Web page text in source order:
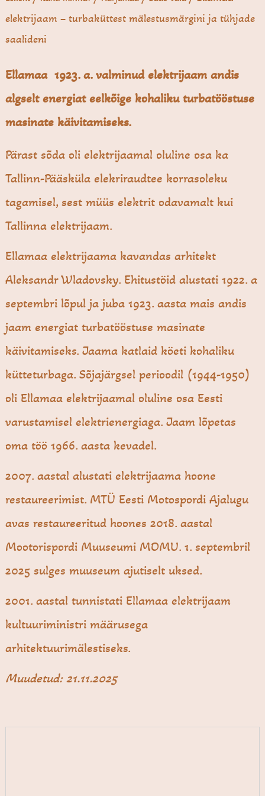
elektri­jaam – turbaküttest mälestusmärgini ja tühjade
saalideni
Ellamaa 1923. a. valminud elektrijaam andis
algselt energiat eelkõige kohaliku turbatööstuse
masinate käivitamiseks.
Pärast sõda oli elektrijaamal oluline osa ka
Tallinn-Pääsküla elekriraudtee korrasoleku
tagamisel, sest müüs elektrit odavamalt kui
Tallinna elektrijaam.
Ellamaa elektrijaama kavandas arhitekt
Aleksandr Wladovsky. Ehitustöid alustati 1922. a
septembri lõpul ja juba 1923. aasta mais andis
jaam energiat turbatööstuse masinate
käivitamiseks. Jaama katlaid köeti kohaliku
kütteturbaga. Sõjajärgsel perioodil (1944-1950)
oli Ellamaa elektrijaamal oluline osa Eesti
varustamisel elektrienergiaga. Jaam lõpetas
oma töö 1966. aasta kevadel.
2007. aastal alustati elektrijaama hoone
restaureerimist. MTÜ Eesti Motospordi Ajalugu
avas restaureeritud hoones 2018. aastal
Mootorispordi Muuseumi MOMU. 1. septembril
2025 sulges muuseum ajutiselt uksed.
2001. aastal tunnistati Ellamaa elektrijaam
kultuuriministri määrusega
arhitektuurimälestiseks.
Muudetud: 21.11.2025